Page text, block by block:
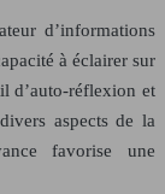
d’informations
à éclairer sur
d’auto-réflexion et
aspects de la
favorise une